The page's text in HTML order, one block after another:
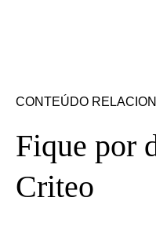
CONTEÚDO
Fique por
Criteo